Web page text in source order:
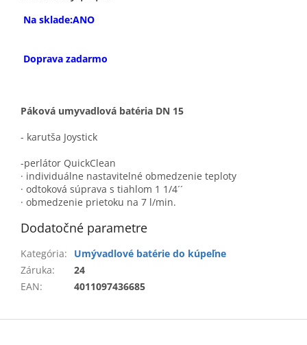
Na sklade:ANO
Doprava zadarmo
Páková umyvadlová batéria DN 15
- karutša Joystick
-perlátor QuickClean
· individuálne nastavitelné obmedzenie teploty
· odtoková súprava s tiahlom 1 1/4´´
· obmedzenie prietoku na 7 l/min.
Dodatočné parametre
Kategória:
Umývadlové batérie do kúpeľne
Záruka:
24
EAN: 4011097436685
Z